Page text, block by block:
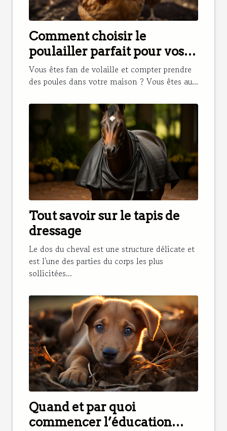
Comment choisir le
poulailler parfait pour vos
poules ?
Vous êtes fan de volaille et compter prendre
des poules dans votre maison ? Vous êtes au...
Tout savoir sur le tapis de
dressage
Le dos du cheval est une structure délicate et
est l'une des parties du corps les plus
sollicitées...
Quand et par quoi
commencer l’éducation